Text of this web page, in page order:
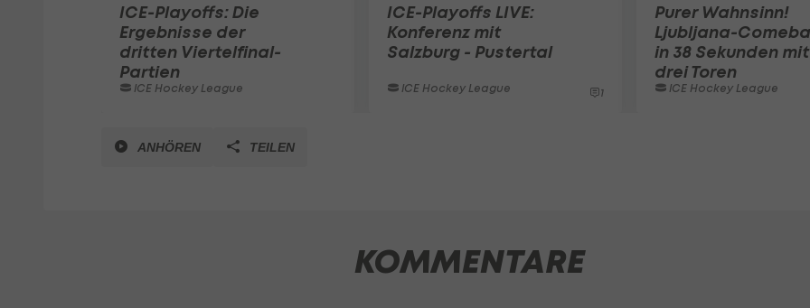
ICE-Playoffs: Die
Ergebnisse der
dritten Viertelfinal-
Partien
ICE Hockey League
ICE-Playoffs LIVE:
Konferenz mit
Salzburg - Pustertal
ICE Hockey League 1
Purer Wahnsinn!
Ljubljana-
in 38 Sekunden mit
drei Toren
ICE Hockey League
ANHÖREN TEILEN
KOMMENTARE